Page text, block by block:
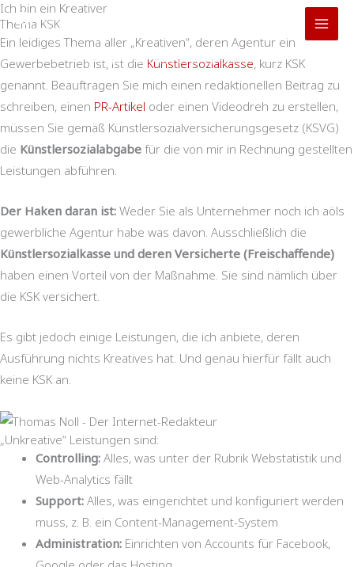
Zum
Inhalt
springen
Start Über mich Ich bin ein Kreativer
Ich bin ein Kreativer
Thema KSK
Ein leidiges Thema aller „Kreativen“, deren Agentur ein
Gewerbebetrieb ist, ist die Künstlersozialkasse, kurz KSK
genannt. Beauftragen Sie mich einen redaktionellen Beitrag zu
schreiben, einen PR-Artikel oder einen Videodreh zu erstellen,
müssen Sie gemäß Künstlersozialversicherungsgesetz (KSVG)
die Künstlersozialabgabe für die von mir in Rechnung gestellten
Leistungen abführen.
Der Haken daran ist: Weder Sie als Unternehmer noch ich aöls
gewerbliche Agentur habe was davon. Ausschließlich die
Künstlersozialkasse und deren Versicherte (Freischaffende)
haben einen Vorteil von der Maßnahme. Sie sind nämlich über
die KSK versichert.
Es gibt jedoch einige Leistungen, die ich anbiete, deren
Ausführung nichts Kreatives hat. Und genau hierfür fällt auch
keine KSK an.
„Unkreative“ Leistungen sind:
Controlling: Alles, was unter der Rubrik Webstatistik und
Web-Analytics fällt
Support: Alles, was eingerichtet und konfiguriert werden
muss, z. B. ein Content-Management-System
Administration: Einrichten von Accounts für Facebook,